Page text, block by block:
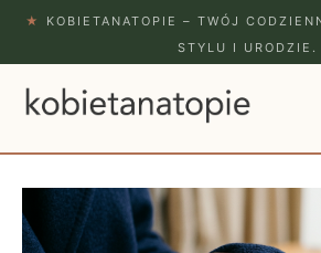
★
KOBIETANATOPIE – TWÓJ
STYLU I URODZIE.